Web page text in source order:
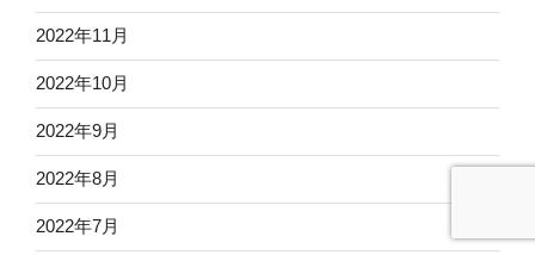
2022年11月
2022年10月
2022年9月
2022年8月
2022年7月